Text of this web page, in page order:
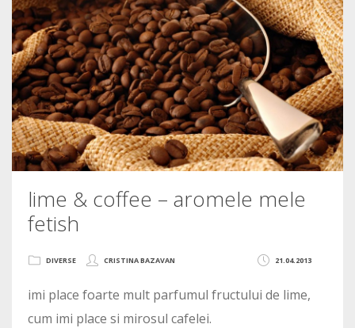
lime & coffee – aromele mele
fetish
21.04.2013
DIVERSE CRISTINA BAZAVAN
imi place foarte mult parfumul fructului de lime,
cum imi place si mirosul cafelei.